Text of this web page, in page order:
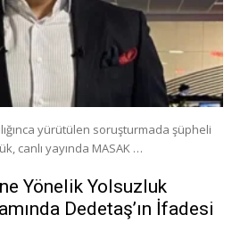
yürütülen soruşturmada şüpheli
canlı yayında MASAK …
Yönelik Yolsuzluk
Dedetaş’ın İfadesi